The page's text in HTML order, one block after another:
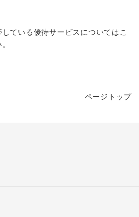
ている優待サービスについては こ
ページトップ